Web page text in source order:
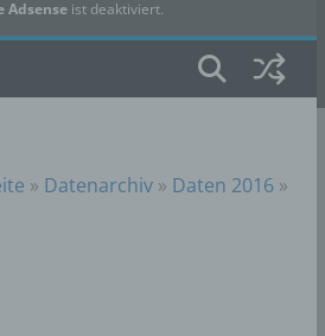
Adsenseist deaktiviert.
Datenschutzbedingungen
» Datenarchiv» Daten 2016»